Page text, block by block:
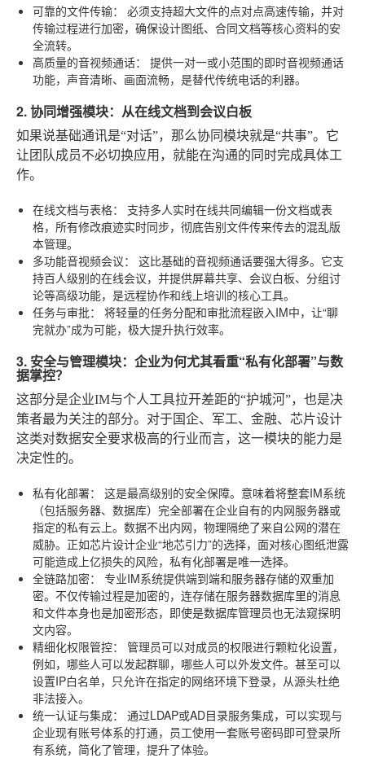
可靠的文件传输：
必须支持超大文件的点对点高速传输，并对
传输过程进行加密，确保设计图纸、合同文档等核心资料的安
全流转。
高质量的音视频通话：
提供一对一或小范围的即时音视频通话
功能，声音清晰、画面流畅，是替代传统电话的利器。
2. 协同增强模块：从在线文档到会议白板
如果说基础通讯是“对话”，那么协同模块就是“共事”。它
让团队成员不必切换应用，就能在沟通的同时完成具体工
作。
在线文档与表格：
支持多人实时在线共同编辑一份文档或表
格，所有修改痕迹实时同步，彻底告别文件传来传去的混乱版
本管理。
多功能音视频会议：
这比基础的音视频通话要强大得多。它支
持百人级别的在线会议，并提供屏幕共享、会议白板、分组讨
论等高级功能，是远程协作和线上培训的核心工具。
任务与审批：
将轻量的任务分配和审批流程嵌入IM中，让“聊
完就办”成为可能，极大提升执行效率。
3. 安全与管理模块：企业为何尤其看重“私有化部署”与数
据掌控？
这部分是企业IM与个人工具拉开差距的“护城河”，也是决
策者最为关注的部分。对于国企、军工、金融、芯片设计
这类对数据安全要求极高的行业而言，这一模块的能力是
决定性的。
私有化部署：
这是最高级别的安全保障。意味着将整套IM系统
（包括服务器、数据库）完全部署在企业自有的内网服务器或
指定的私有云上。数据不出内网，物理隔绝了来自公网的潜在
威胁。正如芯片设计企业“地芯引力”的选择，面对核心图纸泄露
可能造成上亿损失的风险，私有化部署是唯一选择。
全链路加密：
专业IM系统提供端到端和服务器存储的双重加
密。不仅传输过程是加密的，连存储在服务器数据库里的消息
和文件本身也是加密形态，即使是数据库管理员也无法窥探明
文内容。
精细化权限管控：
管理员可以对成员的权限进行颗粒化设置，
例如，哪些人可以发起群聊，哪些人可以外发文件。甚至可以
设置IP白名单，只允许在指定的网络环境下登录，从源头杜绝
非法接入。
统一认证与集成：
通过LDAP或AD目录服务集成，可以实现与
企业现有账号体系的打通，员工使用一套账号密码即可登录所
有系统，简化了管理，提升了体验。